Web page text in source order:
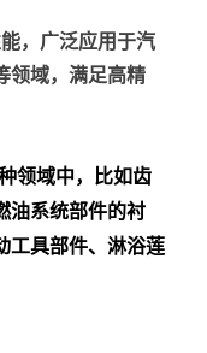
，广泛应用于汽
领域，满足高精
领域中，比如齿
油系统部件的衬
工具部件、淋浴莲